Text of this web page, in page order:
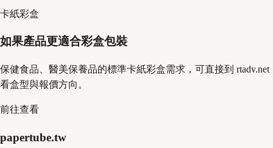
卡紙彩盒
如果產品更適合彩盒包裝
保健食品、醫美保養品的標準卡紙彩盒需求，可直接到 rtadv.net
看盒型與報價方向。
前往查看
papertube.tw